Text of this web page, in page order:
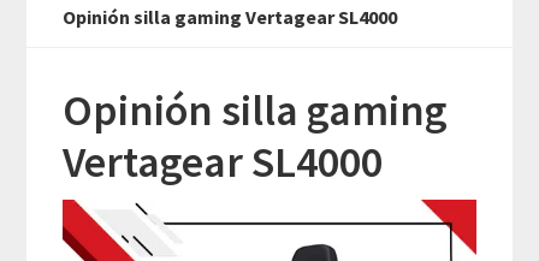
Opinión silla gaming Vertagear SL4000
Opinión silla gaming
Vertagear SL4000